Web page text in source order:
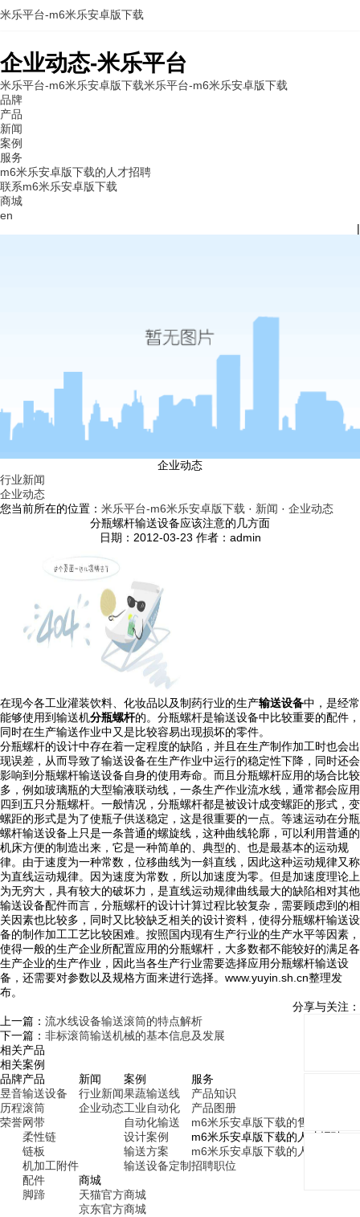
企业动态-米乐平台
米乐平台-m6米乐安卓版下载米乐平台-m6米乐安卓版下载
品牌
产品
新闻
案例
服务
m6米乐安卓版下载的人才招聘
联系m6米乐安卓版下载
商城
en
|
米乐平台-m6米乐安卓版下载
企业动态
行业新闻
企业动态
您当前所在的位置： 米乐平台-m6米乐安卓版下载 · 新闻 · 企业动态
分瓶螺杆输送设备应该注意的几方面
日期：2012-03-23 作者：admin
在现今各工业灌装饮料、化妆品以及制药行业的生产输送设备中，是经常
能够使用到输送机分瓶螺杆的。分瓶螺杆是输送设备中比较重要的配件，
同时在生产输送作业中又是比较容易出现损坏的零件。
分瓶螺杆的设计中存在着一定程度的缺陷，并且在生产制作加工时也会出
现误差，从而导致了输送设备在生产作业中运行的稳定性下降，同时还会
影响到分瓶螺杆输送设备自身的使用寿命。而且分瓶螺杆应用的场合比较
多，例如玻璃瓶的大型输液联动线，一条生产作业流水线，通常都会应用
四到五只分瓶螺杆。一般情况，分瓶螺杆都是被设计成变螺距的形式，变
螺距的形式是为了使瓶子供送稳定，这是很重要的一点。等速运动在分瓶
螺杆输送设备上只是一条普通的螺旋线，这种曲线轮廓，可以利用普通的
机床方便的制造出来，它是一种简单的、典型的、也是最基本的运动规
律。由于速度为一种常数，位移曲线为一斜直线，因此这种运动规律又称
为直线运动规律。因为速度为常数，所以加速度为零。但是加速度理论上
为无穷大，具有较大的破坏力，是直线运动规律曲线最大的缺陷相对其他
输送设备配件而言，分瓶螺杆的设计计算过程比较复杂，需要顾虑到的相
关因素也比较多，同时又比较缺乏相关的设计资料，使得分瓶螺杆输送设
备的制作加工工艺比较困难。按照国内现有生产行业的生产水平等因素，
使得一般的生产企业所配置应用的分瓶螺杆，大多数都不能较好的满足各
生产企业的生产作业，因此当各生产行业需要选择应用分瓶螺杆输送设
备，还需要对参数以及规格方面来进行选择。www.yuyin.sh.cn整理发
布。
分享与关注：
上一篇： 流水线设备输送滚筒的特点解析
下一篇： 非标滚筒输送机械的基本信息及发展
相关产品
相关案例
品牌
昱音
历程
荣誉
产品
输送设备
滚筒
网带
柔性链
链板
机加工附件
配件
脚蹄
新闻
行业新闻
企业动态
案例
果蔬输送线
工业自动化
自动化输送
设计案例
输送方案
输送设备定制
服务
产品知识
产品图册
m6米乐安卓版下载的售后服务
m6米乐安卓版下载的人才招聘
m6米乐安卓版下载的人才理念
招聘职位
商城
天猫官方商城
京东官方商城